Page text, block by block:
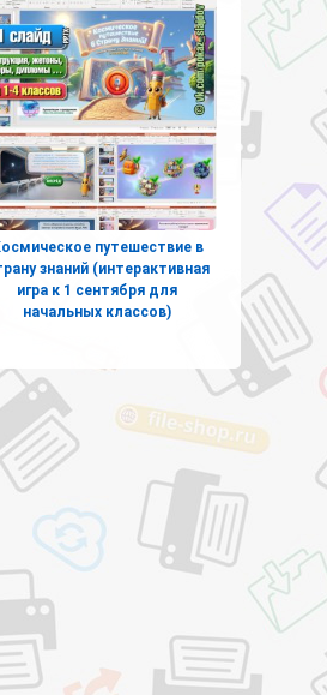
путешествие в
знаний (интерактивная
игра к 1 сентября для
начальных классов)